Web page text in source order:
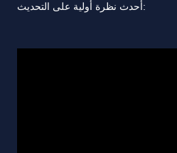
أحدث نظرة أولية على التحديث: